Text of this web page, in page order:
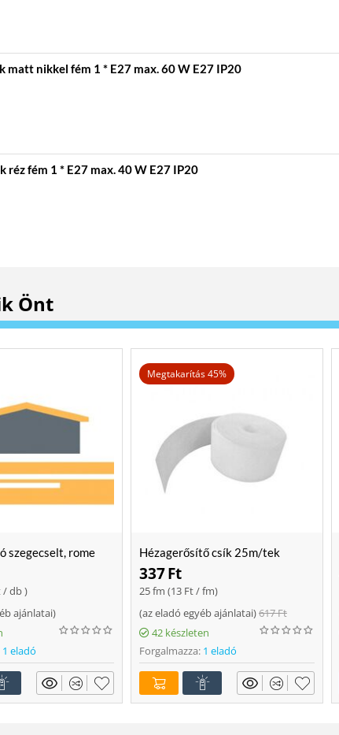
nikkel fém 1 * E27 max. 60 W E27 IP20
fém 1 * E27 max. 40 W E27 IP20
Önt
szegecselt, rome
/ db )
ajánlatai)
1 eladó
Megtakarítás 45%
Hézagerősítő csík 25m/tek
337Ft
25 fm (13 Ft/ fm)
(az eladó egyéb ajánlatai)617Ft
42 készleten
Forgalmazza: 1 eladó